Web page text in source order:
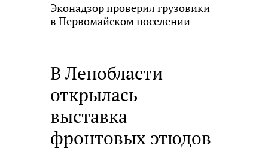
Эконадзор проверил грузовики
в Первомайском поселении
В Ленобласти
открылась
выставка
фронтовых этюдов